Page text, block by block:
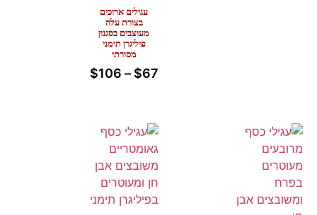
עגילים ארוכים
בצורת עלה
מעוצבים בסגנון
פיליגרן תימני
מסורתי
$67
–
$106